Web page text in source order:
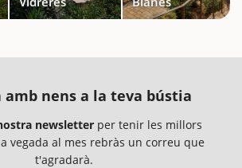
amb nens a la teva bústia
newsletter per tenir les millors
vegada al mes rebràs un correu que
t'agradarà.